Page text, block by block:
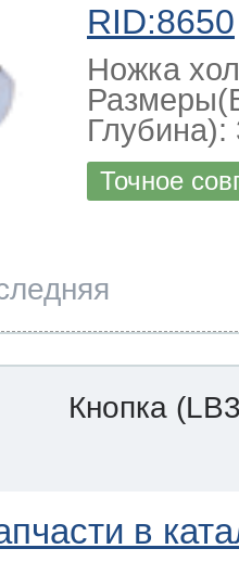
RID:8650
Ножка
Глубина):
Точное
Кнопка
в